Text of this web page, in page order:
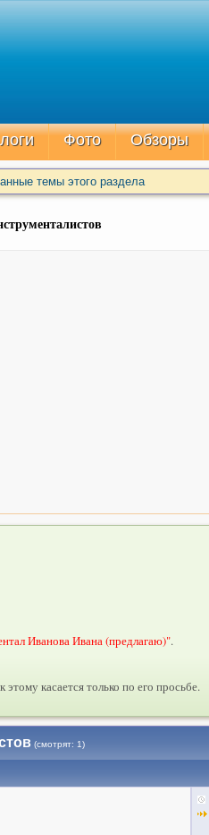
Фото Обзоры
темы этого раздела
Иванова Ивана (предлагаю)".
касается только по его просьбе.
(смотрят: 1)